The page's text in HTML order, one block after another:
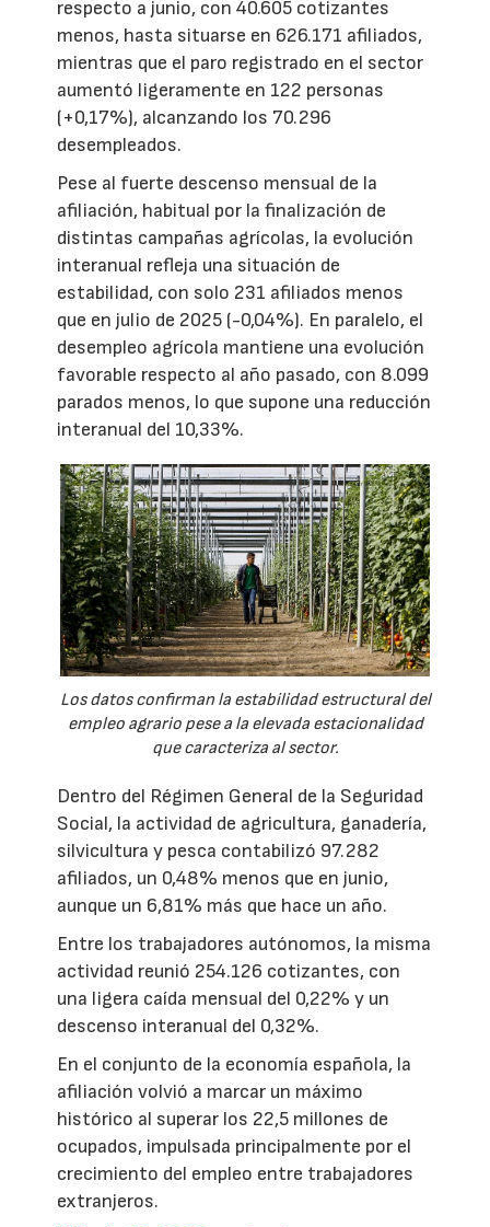
respecto a junio, con 40.605 cotizantes
menos, hasta situarse en 626.171 afiliados,
mientras que el paro registrado en el sector
aumentó ligeramente en 122 personas
(+0,17%), alcanzando los 70.296
desempleados.
Pese al fuerte descenso mensual de la
afiliación, habitual por la finalización de
distintas campañas agrícolas, la evolución
interanual refleja una situación de
estabilidad, con solo 231 afiliados menos
que en julio de 2025 (-0,04%). En paralelo, el
desempleo agrícola mantiene una evolución
favorable respecto al año pasado, con 8.099
parados menos, lo que supone una reducción
interanual del 10,33%.
Los datos confirman la estabilidad estructural del
empleo agrario pese a la elevada estacionalidad
que caracteriza al sector.
Dentro del Régimen General de la Seguridad
Social, la actividad de agricultura, ganadería,
silvicultura y pesca contabilizó 97.282
afiliados, un 0,48% menos que en junio,
aunque un 6,81% más que hace un año.
Entre los trabajadores autónomos, la misma
actividad reunió 254.126 cotizantes, con
una ligera caída mensual del 0,22% y un
descenso interanual del 0,32%.
En el conjunto de la economía española, la
afiliación volvió a marcar un máximo
histórico al superar los 22,5 millones de
ocupados, impulsada principalmente por el
crecimiento del empleo entre trabajadores
extranjeros.